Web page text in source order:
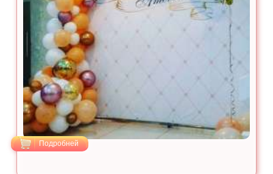
Подробней